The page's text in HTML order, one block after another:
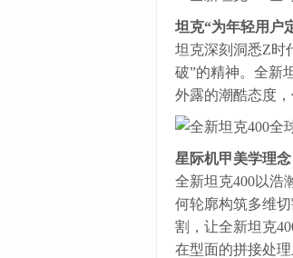
坦克“为年轻用户
坦克深刻洞悉Z时
破”的精神。全新
外露的潮酷态度
星际机甲美学理
全新坦克400以浩
何轮廓构筑多维
割，让全新坦克
在型面的拼接处